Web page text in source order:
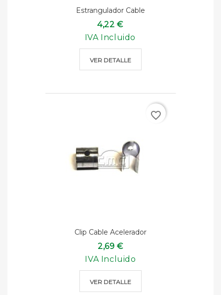
Estrangulador Cable
4,22 €
IVA Incluido
VER DETALLE
Clip Cable Acelerador
2,69 €
IVA Incluido
VER DETALLE
favorite_border